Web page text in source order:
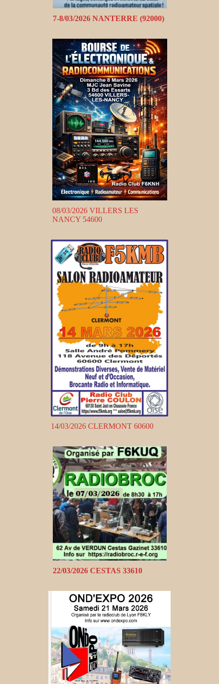
7-8/03/2026 NANTERRE (92000)
08/03/2026 VILLERS LES
NANCY 54600
14/03/2026 CLERMONT 60600
22/03/2026 CESTAS 33610